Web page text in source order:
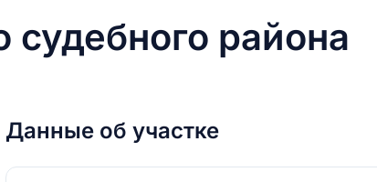
района
Данные об участке